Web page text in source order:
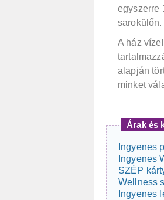
egyszerre
sarokülőn.
A ház
alapján
minket
Árak és
Ingyenes
Ingyenes
SZÉP
Wellness
Ingyenes